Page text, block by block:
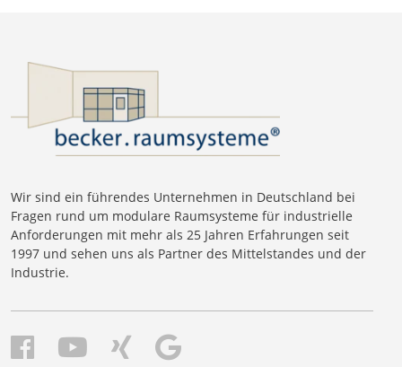
Wir sind ein führendes Unternehmen in Deutschland bei
Fragen rund um modulare Raumsysteme für industrielle
Anforderungen mit mehr als 25 Jahren Erfahrungen seit
1997 und sehen uns als Partner des Mittelstandes und der
Industrie.